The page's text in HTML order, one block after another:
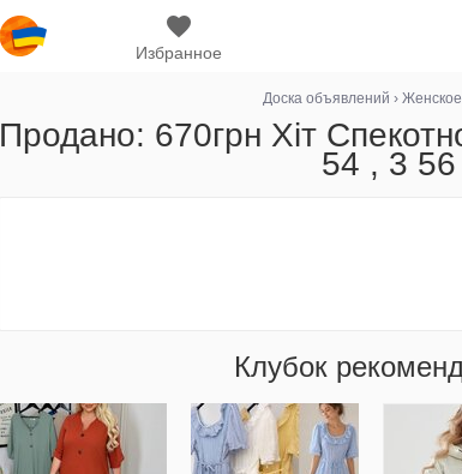
Избранное
Доска объявлений › Женское
Продано: 670грн Хіт
54 , 3 56
Клубок